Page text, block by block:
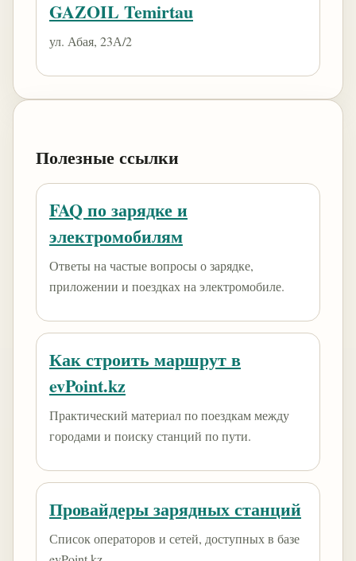
GAZOIL Temirtau
ул. Абая, 23А/2
Полезные ссылки
FAQ по зарядке и
электромобилям
Ответы на частые вопросы о зарядке,
приложении и поездках на электромобиле.
Как строить маршрут в
evPoint.kz
Практический материал по поездкам между
городами и поиску станций по пути.
Провайдеры зарядных станций
Список операторов и сетей, доступных в базе